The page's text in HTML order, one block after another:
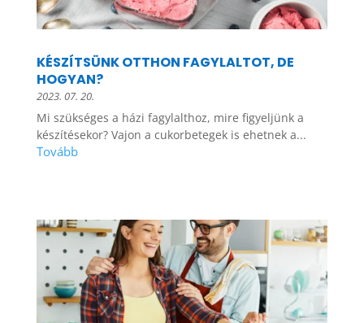
KÉSZÍTSÜNK OTTHON FAGYLALTOT, DE
HOGYAN?
2023. 07. 20.
Mi szükséges a házi fagylalthoz, mire figyeljünk a
készítésekor? Vajon a cukorbetegek is ehetnek a...